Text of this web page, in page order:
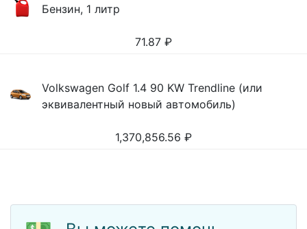
Бензин, 1 литр
71.87 ₽
Volkswagen Golf 1.4 90 KW Trendline (или
эквивалентный новый автомобиль)
1,370,856.56 ₽